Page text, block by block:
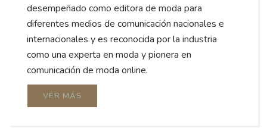
desempeñado como editora de moda para
diferentes medios de comunicación nacionales e
internacionales y es reconocida por la industria
como una experta en moda y pionera en
comunicación de moda online.
VER MÁS